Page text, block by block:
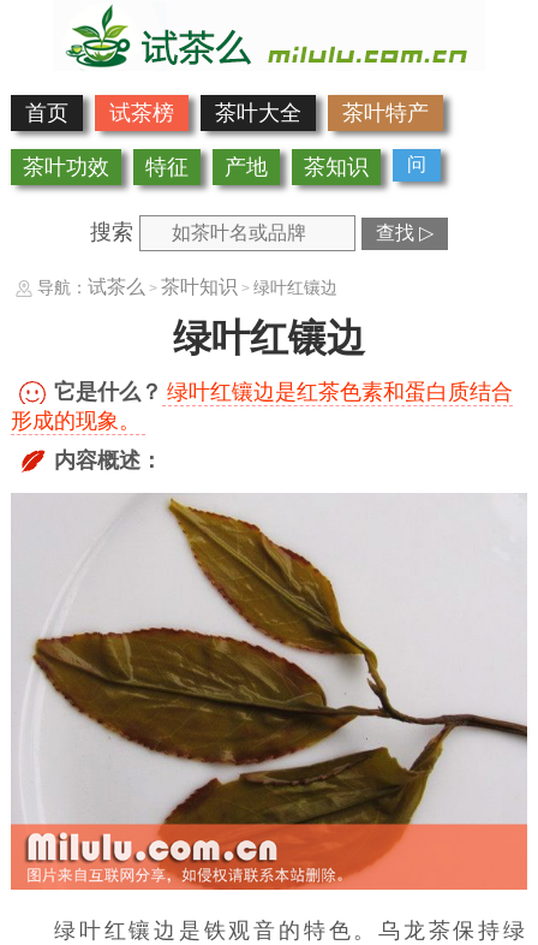
首页 试茶榜 茶叶大全 茶叶特产
茶叶功效 特征 产地 茶知识 问
搜索 查找 ▷
导航： 试茶么 > 茶叶知识 > 绿叶红镶边
绿叶红镶边
它是什么？ 绿叶红镶边是红茶色素和蛋白质结合
形成的现象。
内容概述：
绿叶红镶边是 铁观音 的特色。乌龙茶保持绿